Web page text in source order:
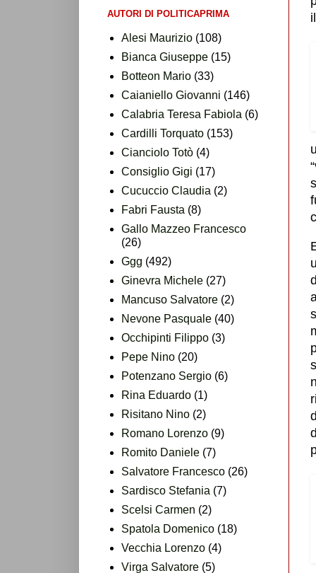
AUTORI DI POLITICAPRIMA
Alesi Maurizio (108)
Bianca Giuseppe (15)
Botteon Mario (33)
Caianiello Giovanni (146)
Calabria Teresa Fabiola (6)
Cardilli Torquato (153)
Cianciolo Totò (4)
Consiglio Gigi (17)
Cucuccio Claudia (2)
Fabri Fausta (8)
Gallo Mazzeo Francesco
(26)
Ggg (492)
Ginevra Michele (27)
Mancuso Salvatore (2)
Nevone Pasquale (40)
Occhipinti Filippo (3)
Pepe Nino (20)
Potenzano Sergio (6)
Rina Eduardo (1)
Risitano Nino (2)
Romano Lorenzo (9)
Romito Daniele (7)
Salvatore Francesco (26)
Sardisco Stefania (7)
Scelsi Carmen (2)
Spatola Domenico (18)
Vecchia Lorenzo (4)
Virga Salvatore (5)